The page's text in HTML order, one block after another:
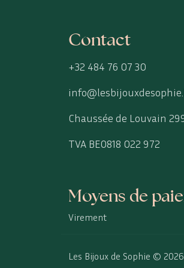
Contact
+32 484 76 07 30
Chaussée de Louvain
TVA BE0818 022 972
Moyens de
Virement
Les Bijoux de Sophie © 2026